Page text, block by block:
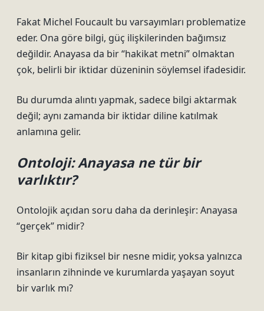
Fakat Michel Foucault bu varsayımları problematize
eder. Ona göre bilgi, güç ilişkilerinden bağımsız
değildir. Anayasa da bir “hakikat metni” olmaktan
çok, belirli bir iktidar düzeninin söylemsel ifadesidir.
Bu durumda alıntı yapmak, sadece bilgi aktarmak
değil; aynı zamanda bir iktidar diline katılmak
anlamına gelir.
Ontoloji: Anayasa ne tür bir
varlıktır?
Ontolojik açıdan soru daha da derinleşir: Anayasa
“gerçek” midir?
Bir kitap gibi fiziksel bir nesne midir, yoksa yalnızca
insanların zihninde ve kurumlarda yaşayan soyut
bir varlık mı?